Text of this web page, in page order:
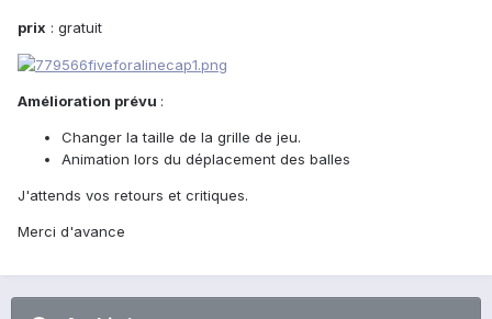
prix : gratuit
Amélioration prévu :
Changer la taille de la grille de jeu.
Animation lors du déplacement des balles
J'attends vos retours et critiques.
Merci d'avance